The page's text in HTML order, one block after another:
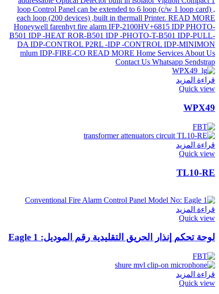
قراءة المزيد
Quick view
WPX49
قراءة المزيد
Quick view
TL10-RE
قراءة المزيد
Quick view
لوحة تحكم إنذار الحريق التقليدية رقم الموديل: Eagle 1
قراءة المزيد
Quick view